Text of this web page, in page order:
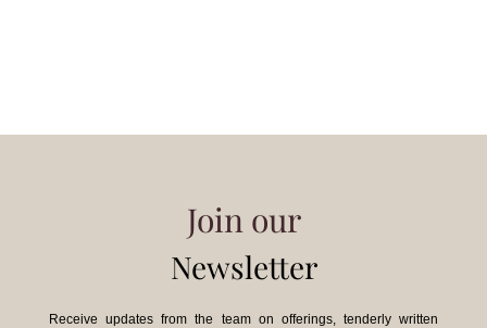
Join our
Newsletter
Receive updates from the team on offerings, tenderly written